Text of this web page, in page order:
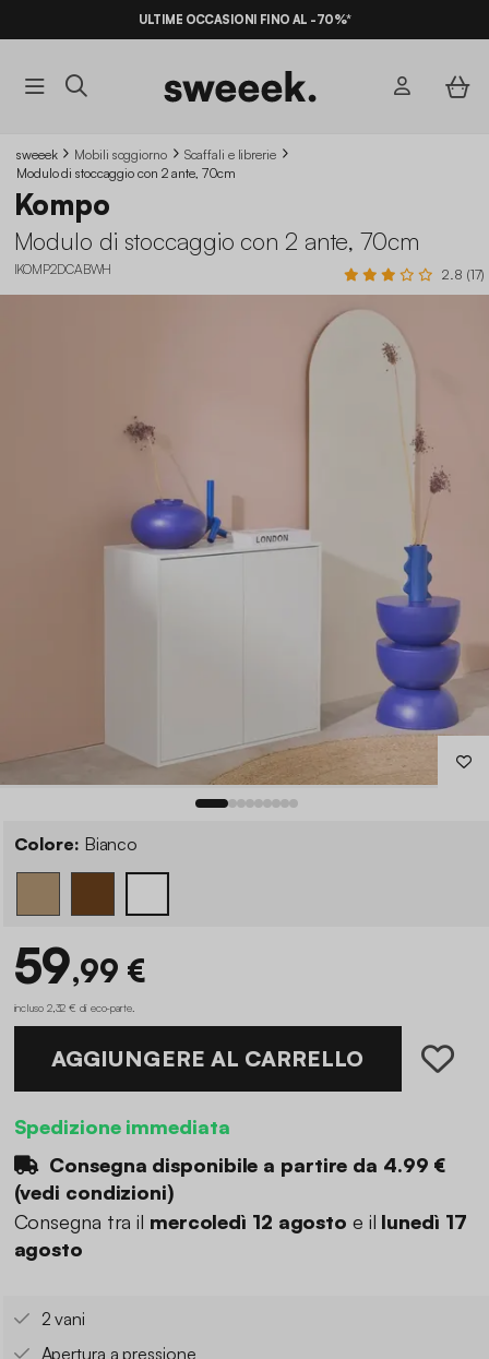
ULTIME OCCASIONI FINO AL -70%*
sweeek Mobili soggiorno
Scaffali e librerie
Modulo di stoccaggio con 2 ante, 70cm
Kompo
Modulo di stoccaggio con 2 ante, 70cm
IKOMP2DCABWH 2.8 (17)
Colore: Bianco
59,99 €
incluso 2,32 € di eco-parte.
AGGIUNGERE AL CARRELLO
Spedizione immediata
Consegna disponibile a partire da 4.99 €
(vedi condizioni)
Consegna tra il mercoledì 12 agosto e il lunedì 17
agosto
2 vani
Apertura a pressione